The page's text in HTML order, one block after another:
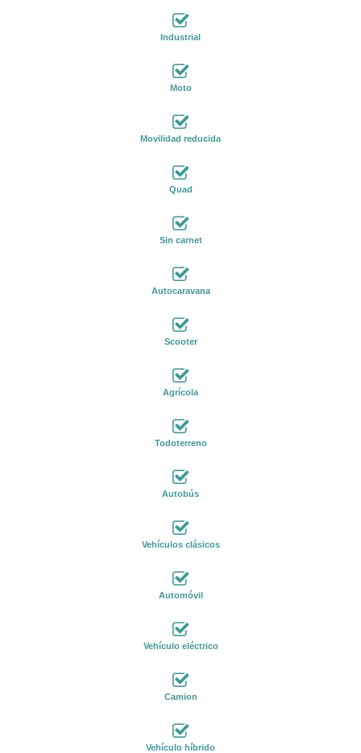
Industrial
Moto
Movilidad reducida
Quad
Sin carnet
Autocaravana
Scooter
Agrícola
Todoterreno
Autobús
Vehículos clásicos
Automóvil
Vehículo eléctrico
Camion
Vehículo híbrido